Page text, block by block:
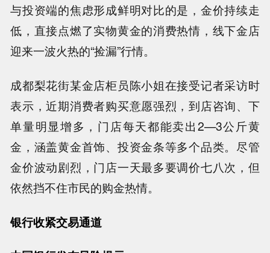
与投资端的焦虑形成鲜明对比的是，金价持续走
低，直接点燃了实物黄金的消费热情，线下金店
迎来一波火热的“捡漏”行情。
成都梨花街某金店柜员陈小姐在接受记者采访时
表示，近期消费者购买意愿强烈，到店咨询、下
单量明显增多，门店每天都能卖出2—3公斤黄
金，涵盖黄金首饰、投资金条等多个品类。尽管
金价波动剧烈，门店一天最多要调价七八次，但
依然挡不住市民的购金热情。
银行收紧交易通道